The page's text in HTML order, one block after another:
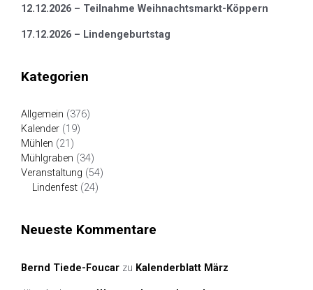
12.12.2026 – Teilnahme Weihnachtsmarkt-Köppern
17.12.2026 – Lindengeburtstag
Kategorien
Allgemein (376)
Kalender (19)
Mühlen (21)
Mühlgraben (34)
Veranstaltung (54)
Lindenfest (24)
Neueste Kommentare
Bernd Tiede-Foucar zu Kalenderblatt März